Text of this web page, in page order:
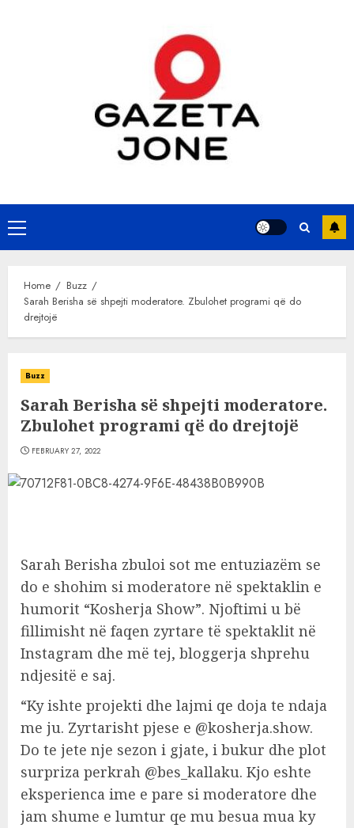
Primary
Menu
Home
Buzz
Sarah Berisha së shpejti moderatore. Zbulohet programi që do
drejtojë
Buzz
Sarah Berisha së shpejti moderatore.
Zbulohet programi që do drejtojë
FEBRUARY 27, 2022
Sarah Berisha zbuloi sot me entuziazëm se
do e shohim si moderatore në spektaklin e
humorit “Kosherja Show”. Njoftimi u bë
fillimisht në faqen zyrtare të spektaklit në
Instagram dhe më tej, bloggerja shprehu
ndjesitë e saj.
“Ky ishte projekti dhe lajmi qe doja te ndaja
me ju. Zyrtarisht pjese e @kosherja.show.
Do te jete nje sezon i gjate, i bukur dhe plot
surpriza perkrah @bes_kallaku. Kjo eshte
eksperienca ime e pare si moderatore dhe
jam shume e lumtur qe mu besua mua ky